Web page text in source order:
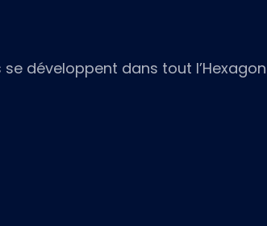
développent dans tout